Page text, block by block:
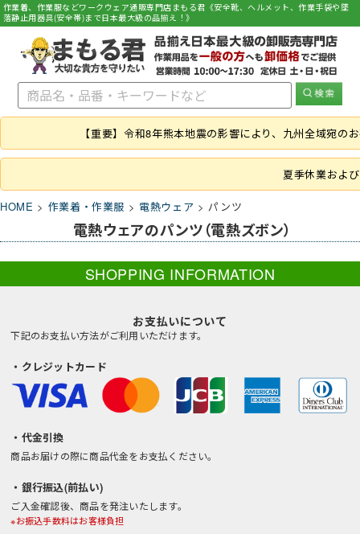
作業着、作業服などワークウェア通販専門店まもる君《安全靴、ヘルメット、作業手袋や墜
落静止用器具(安全帯)まで日本最大級の品揃え！》
【重要】令和8年熊本地震の影響により、九州全域宛
夏季休業およ
HOME 作業着・作業服 電熱ウェア パンツ
電熱ウェアのパンツ（電熱ズボン）
SHOPPING INFORMATION
お支払いについて
下記のお支払い方法がご利用いただけます。
・クレジットカード
・代金引換
商品お届けの際に商品代金をお支払ください。
・銀行振込(前払い)
ご入金確認後、商品を発注いたします。
※お振込手数料はお客様負担